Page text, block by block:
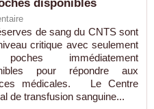
disponibles
de sang du CNTS sont
critique avec seulement
immédiatement
pour répondre aux
médicales. Le Centre
de transfusion sanguine...